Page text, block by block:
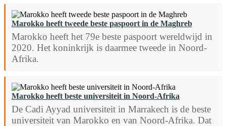
Marokko heeft tweede beste paspoort in de Maghreb
Marokko heeft het 79e beste paspoort wereldwijd in
2020. Het koninkrijk is daarmee tweede in Noord-
Afrika.
Marokko heeft beste universiteit in Noord-Afrika
De Cadi Ayyad universiteit in Marrakech is de beste
universiteit van Marokko en van Noord-Afrika. Dat